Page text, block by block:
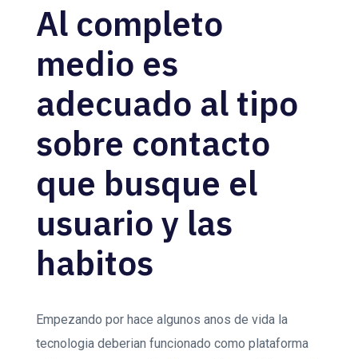
Al completo
medio es
adecuado al tipo
sobre contacto
que busque el
usuario y las
habitos
Empezando por hace algunos anos de vida la
tecnologia deberian funcionado como plataforma